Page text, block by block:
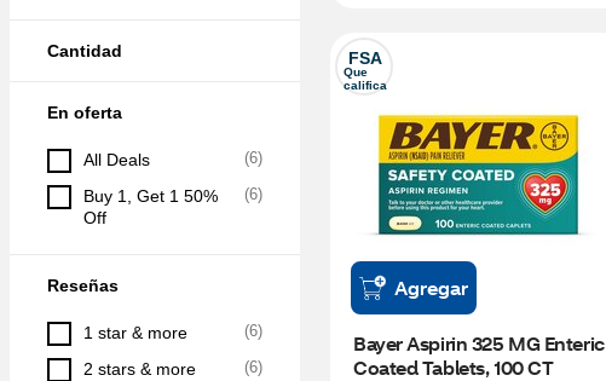
Cantidad
En oferta
All Deals (6)
Buy 1, Get 1 50%
Off
(6)
Reseñas
1 star & more (6)
2 stars & more (6)
FSA
Que
califica
Agregar
Bayer Aspirin 325 MG Enteric
Coated Tablets, 100 CT